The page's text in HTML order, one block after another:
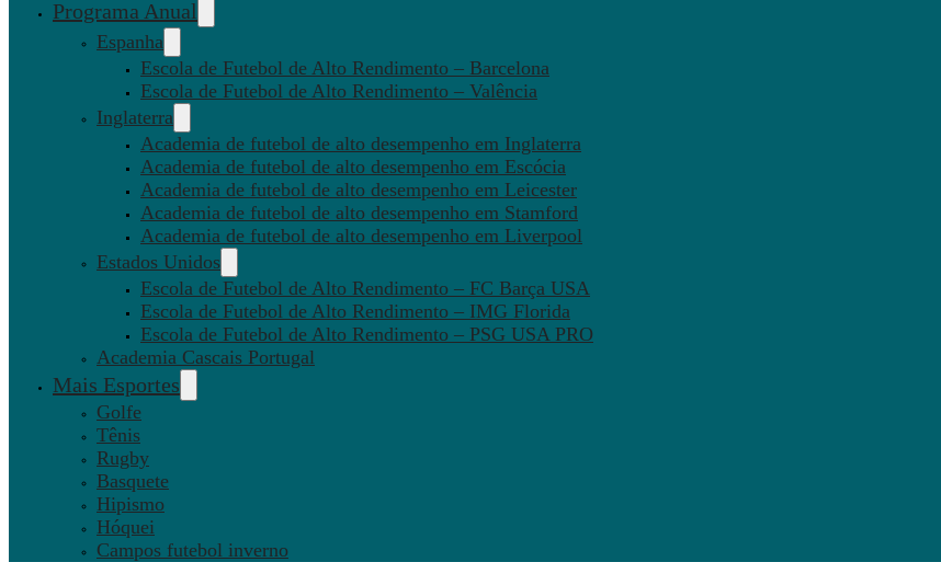
Programa Anual
Espanha
Escola de Futebol de Alto Rendimento – Barcelona
Escola de Futebol de Alto Rendimento – Valência
Inglaterra
Academia de futebol de alto desempenho em Inglaterra
Academia de futebol de alto desempenho em Escócia
Academia de futebol de alto desempenho em Leicester
Academia de futebol de alto desempenho em Stamford
Academia de futebol de alto desempenho em Liverpool
Estados Unidos
Escola de Futebol de Alto Rendimento – FC Barça USA
Escola de Futebol de Alto Rendimento – IMG Florida
Escola de Futebol de Alto Rendimento – PSG USA PRO
Academia Cascais Portugal
Mais Esportes
Golfe
Tênis
Rugby
Basquete
Hipismo
Hóquei
Campos futebol inverno